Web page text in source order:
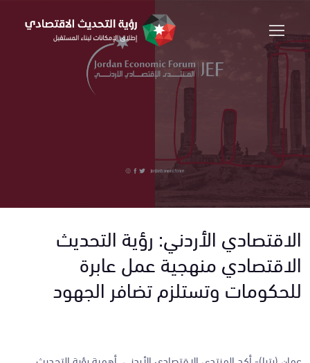
الاقتصادي الأردني: رؤية التحديث
الاقتصادي منهجية عمل عابرة
للحكومات وتستلزم تضافر الجهود